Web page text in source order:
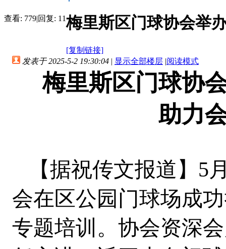
查看: 779|回复: 11梅里斯区门球协会举
[复制链接]
发表于 2025-5-2 19:30:04 | 显示全部楼层 |阅读模式
梅里斯区门球协
助力
【据祝传文报道】5
会在区公园门球场成
专题培训。协会资深